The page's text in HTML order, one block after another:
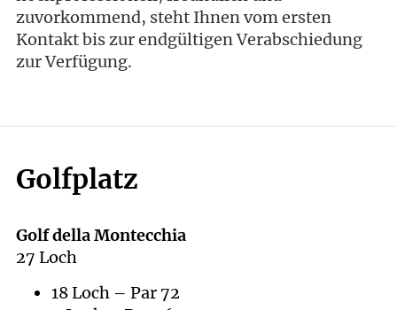
zuvorkommend, steht Ihnen vom ersten
Kontakt bis zur endgültigen Verabschiedung
zur Verfügung.
Golfplatz
Golf della Montecchia
27 Loch
18 Loch – Par 72